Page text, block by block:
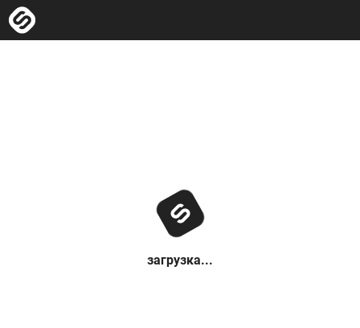
загрузка...